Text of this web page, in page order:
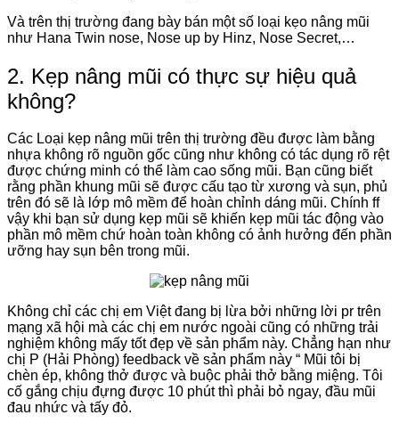
Và trên thị trường đang bày bán một số loại kẹo nâng mũi
như Hana Twin nose, Nose up by Hinz, Nose Secret,…
2. Kẹp nâng mũi có thực sự hiệu quả
không?
Các Loại kẹp nâng mũi trên thị trường đều được làm bằng
nhựa không rõ nguồn gốc cũng như không có tác dụng rõ rệt
được chứng minh có thể làm cao sống mũi. Bạn cũng biết
rằng phần khung mũi sẽ được cấu tạo từ xương và sụn, phủ
trên đó sẽ là lớp mô mềm để hoàn chỉnh dáng mũi. Chính ff
vậy khi bạn sử dụng kẹp mũi sẽ khiến kẹp mũi tác động vào
phần mô mềm chứ hoàn toàn không có ảnh hưởng đến phần
ưỡng hay sụn bên trong mũi.
Không chỉ các chị em Việt đang bị lừa bởi những lời pr trên
mạng xã hội mà các chị em nước ngoài cũng có những trải
nghiệm không mấy tốt đẹp về sản phẩm này. Chẳng hạn như
chị P (Hải Phòng) feedback về sản phẩm này “ Mũi tôi bị
chèn ép, không thở được và buộc phải thở bằng miệng. Tôi
cố gắng chịu đựng được 10 phút thì phải bỏ ngay, đầu mũi
đau nhức và tấy đỏ.